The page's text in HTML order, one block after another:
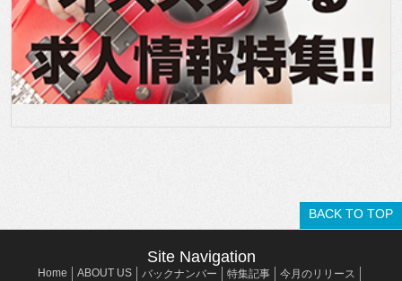
BACK TO TOP
Site Navigation
Home ABOUT US バックナンバー 特集記事 今月のリリース